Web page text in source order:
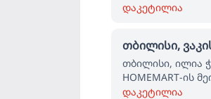
დაკეტილია
თბილისი,
თბილისი, ილია
HOMEMART-ის
დაკეტილია